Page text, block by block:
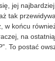
jej
tak
w końcu
na
To postać